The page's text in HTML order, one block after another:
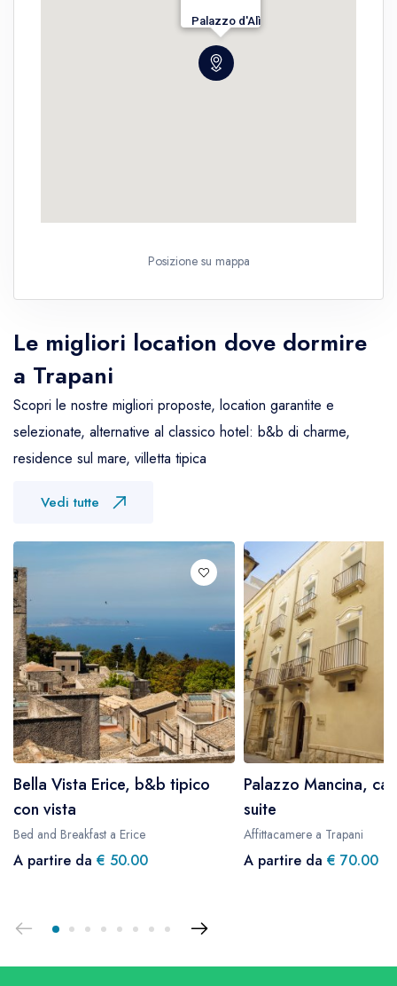
Palazzo d'Alì
Posizione su mappa
Le migliori location dove dormire
a Trapani
Scopri le nostre migliori proposte, location garantite e
selezionate, alternative al classico hotel: b&b di charme,
residence sul mare, villetta tipica
Vedi tutte
Bella Vista Erice, b&b tipico
con vista
Bed and Breakfast a Erice
A partire da € 50.00
Palazzo Mancina,
suite
Affittacamere a Trapani
A partire da € 70.00